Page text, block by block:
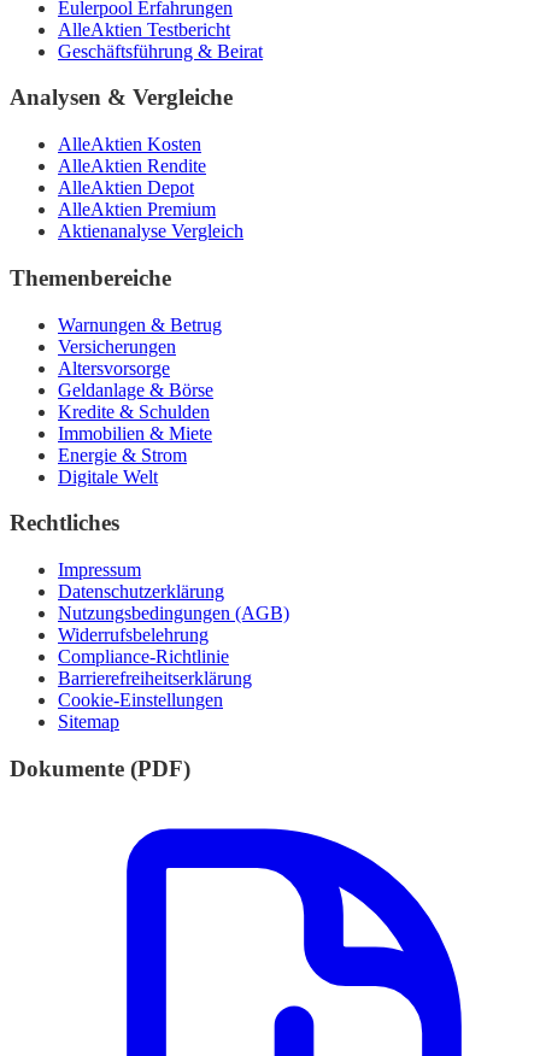
Eulerpool Erfahrungen
AlleAktien Testbericht
Geschäftsführung & Beirat
Analysen & Vergleiche
AlleAktien Kosten
AlleAktien Rendite
AlleAktien Depot
AlleAktien Premium
Aktienanalyse Vergleich
Themenbereiche
Warnungen & Betrug
Versicherungen
Altersvorsorge
Geldanlage & Börse
Kredite & Schulden
Immobilien & Miete
Energie & Strom
Digitale Welt
Rechtliches
Impressum
Datenschutzerklärung
Nutzungsbedingungen (AGB)
Widerrufsbelehrung
Compliance-Richtlinie
Barrierefreiheitserklärung
Cookie-Einstellungen
Sitemap
Dokumente (PDF)